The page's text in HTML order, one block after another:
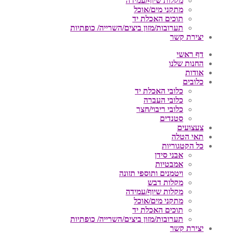
מתקני מים/אוכל
תוכים האכלת יד
תערובות/מזון ביצים/השרייה/ כופתיות
יצירת קשר
דף ראשי
החנות שלנו
אודות
כלובים
כלובי האכלת יד
כלובי העברה
כלובי ריבוי/חצר
סטנדים
צעצועים
תאי הטלה
כל הקטגוריות
אבני סידן
אמבטיות
ויטמנים ותוספי תזונה
מקלות דבש
מקלות שיוף/עמידה
מתקני מים/אוכל
תוכים האכלת יד
תערובות/מזון ביצים/השרייה/ כופתיות
יצירת קשר